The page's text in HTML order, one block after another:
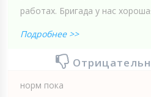
работах. Бригада у нас
Подробнее >>
норм пока